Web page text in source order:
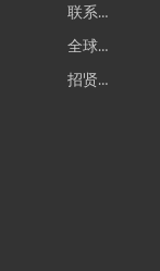
联系方式
全球业务
招贤纳士